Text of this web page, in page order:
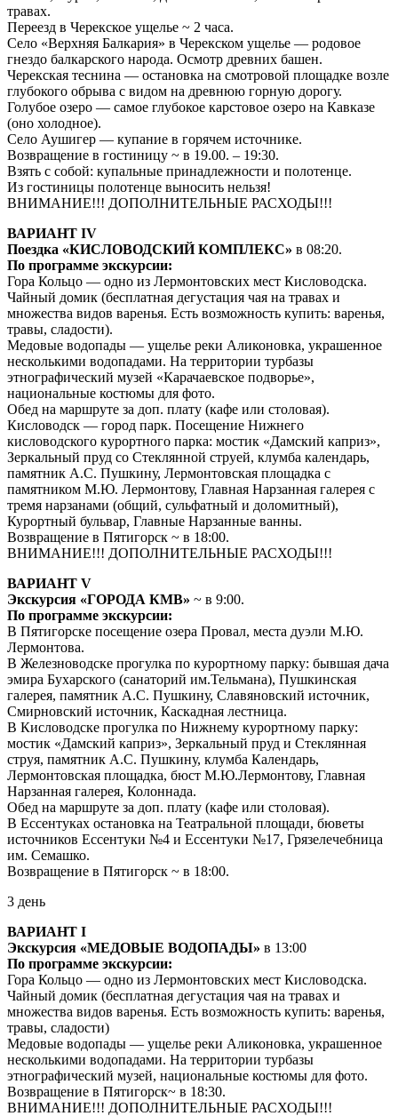
травах.
Переезд в Черекское ущелье ~ 2 часа.
Село «Верхняя Балкария» в Черекском ущелье — родовое
гнездо балкарского народа. Осмотр древних башен.
Черекская теснина — остановка на смотровой площадке возле
глубокого обрыва с видом на древнюю горную дорогу.
Голубое озеро — самое глубокое карстовое озеро на Кавказе
(оно холодное).
Село Аушигер — купание в горячем источнике.
Возвращение в гостиницу ~ в 19.00. – 19:30.
Взять с собой: купальные принадлежности и полотенце.
Из гостиницы полотенце выносить нельзя!
ВНИМАНИЕ!!! ДОПОЛНИТЕЛЬНЫЕ РАСХОДЫ!!!
ВАРИАНТ IV
Поездка «КИСЛОВОДСКИЙ КОМПЛЕКС» в 08:20.
По программе экскурсии:
Гора Кольцо — одно из Лермонтовских мест Кисловодска.
Чайный домик (бесплатная дегустация чая на травах и
множества видов варенья. Есть возможность купить: варенья,
травы, сладости).
Медовые водопады — ущелье реки Аликоновка, украшенное
несколькими водопадами. На территории турбазы
этнографический музей «Карачаевское подворье»,
национальные костюмы для фото.
Обед на маршруте за доп. плату (кафе или столовая).
Кисловодск — город парк. Посещение Нижнего
кисловодского курортного парка: мостик «Дамский каприз»,
Зеркальный пруд со Стеклянной струей, клумба календарь,
памятник А.С. Пушкину, Лермонтовская площадка с
памятником М.Ю. Лермонтову, Главная Нарзанная галерея с
тремя нарзанами (общий, сульфатный и доломитный),
Курортный бульвар, Главные Нарзанные ванны.
Возвращение в Пятигорск ~ в 18:00.
ВНИМАНИЕ!!! ДОПОЛНИТЕЛЬНЫЕ РАСХОДЫ!!!
ВАРИАНТ V
Экскурсия «ГОРОДА КМВ» ~ в 9:00.
По программе экскурсии:
В Пятигорске посещение озера Провал, места дуэли М.Ю.
Лермонтова.
В Железноводске прогулка по курортному парку: бывшая дача
эмира Бухарского (санаторий им.Тельмана), Пушкинская
галерея, памятник А.С. Пушкину, Славяновский источник,
Смирновский источник, Каскадная лестница.
В Кисловодске прогулка по Нижнему курортному парку:
мостик «Дамский каприз», Зеркальный пруд и Стеклянная
струя, памятник А.С. Пушкину, клумба Календарь,
Лермонтовская площадка, бюст М.Ю.Лермонтову, Главная
Нарзанная галерея, Колоннада.
Обед на маршруте за доп. плату (кафе или столовая).
В Ессентуках остановка на Театральной площади, бюветы
источников Ессентуки №4 и Ессентуки №17, Грязелечебница
им. Семашко.
Возвращение в Пятигорск ~ в 18:00.
3 день
ВАРИАНТ I
Экскурсия «МЕДОВЫЕ ВОДОПАДЫ» в 13:00
По программе экскурсии:
Гора Кольцо — одно из Лермонтовских мест Кисловодска.
Чайный домик (бесплатная дегустация чая на травах и
множества видов варенья. Есть возможность купить: варенья,
травы, сладости)
Медовые водопады — ущелье реки Аликоновка, украшенное
несколькими водопадами. На территории турбазы
этнографический музей, национальные костюмы для фото.
Возвращение в Пятигорск~ в 18:30.
ВНИМАНИЕ!!! ДОПОЛНИТЕЛЬНЫЕ РАСХОДЫ!!!